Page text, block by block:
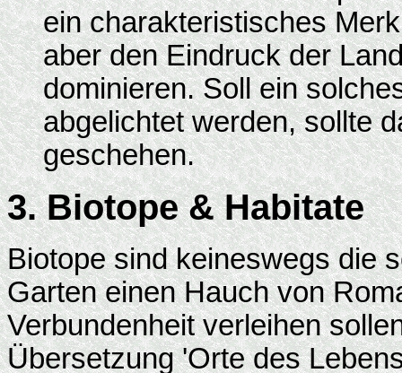
ein charakteristisches
aber den Eindruck der
dominieren. Soll ein
abgelichtet werden, sollte
geschehen.
3. Biotope & Habitate
Biotope sind keineswegs die
Garten einen Hauch von
Verbundenheit verleihen
Übersetzung 'Orte des